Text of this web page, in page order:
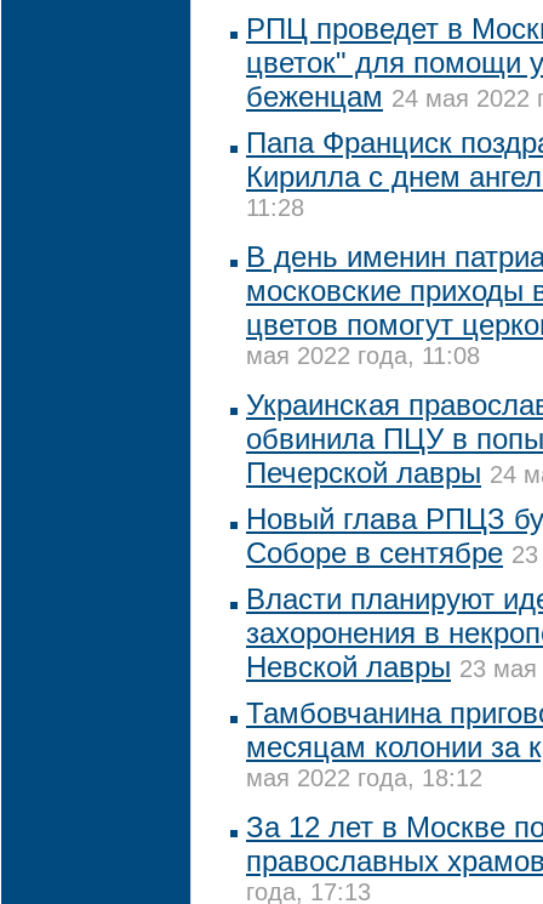
РПЦ проведет в
цветок" для помощи
беженцам 24 мая 2022
Папа Франциск
Кирилла с днем
11:28
В день именин
московские приходы
цветов помогут
мая 2022 года, 11:08
Украинская
обвинила ПЦУ в
Печерской лавры 24
Новый глава РПЦЗ
Соборе в сентябре
Власти планируют
захоронения в
Невской лавры 23 мая
Тамбовчанина
месяцам колонии за
мая 2022 года, 18:12
За 12 лет в Москве
православных
года, 17:13